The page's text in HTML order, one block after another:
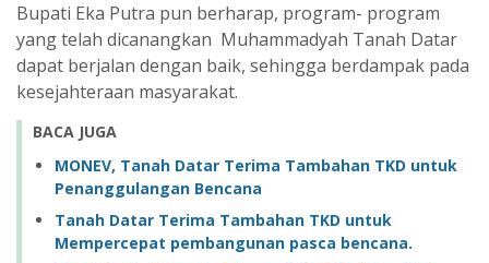
Bupati Eka Putra pun berharap, program- program
yang telah dicanangkan Muhammadyah Tanah Datar
dapat berjalan dengan baik, sehingga berdampak pada
kesejahteraan masyarakat.
BACA JUGA
MONEV, Tanah Datar Terima Tambahan TKD untuk
Penanggulangan Bencana
Tanah Datar Terima Tambahan TKD untuk
Mempercepat pembangunan pasca bencana.